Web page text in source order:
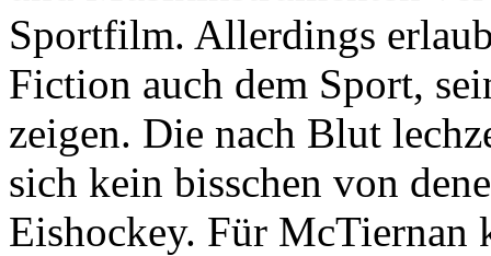
Sportfilm. Allerdings
Fiction auch dem Sport,
zeigen. Die nach Blut
sich kein bisschen von
Eishockey. Für McTiernan